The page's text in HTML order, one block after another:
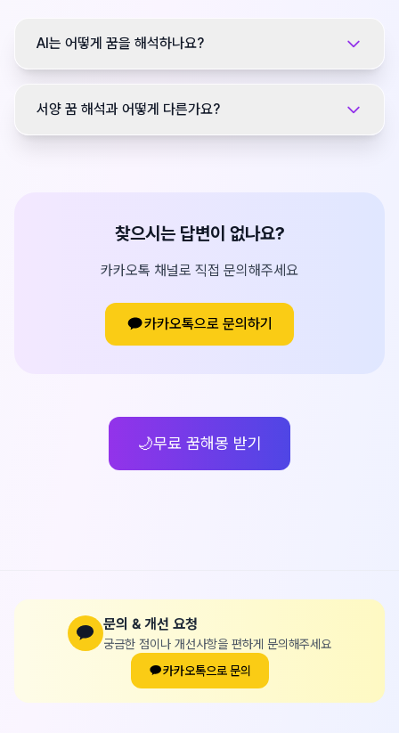
AI는 어떻게 꿈을 해석하나요?
서양 꿈 해석과 어떻게 다른가요?
찾으시는 답변이 없나요?
카카오톡 채널로 직접 문의해주세요
카카오톡으로 문의하기
🌙무료 꿈해몽 받기
문의 & 개선 요청
궁금한 점이나 개선사항을 편하게 문의해주세요
카카오톡으로 문의